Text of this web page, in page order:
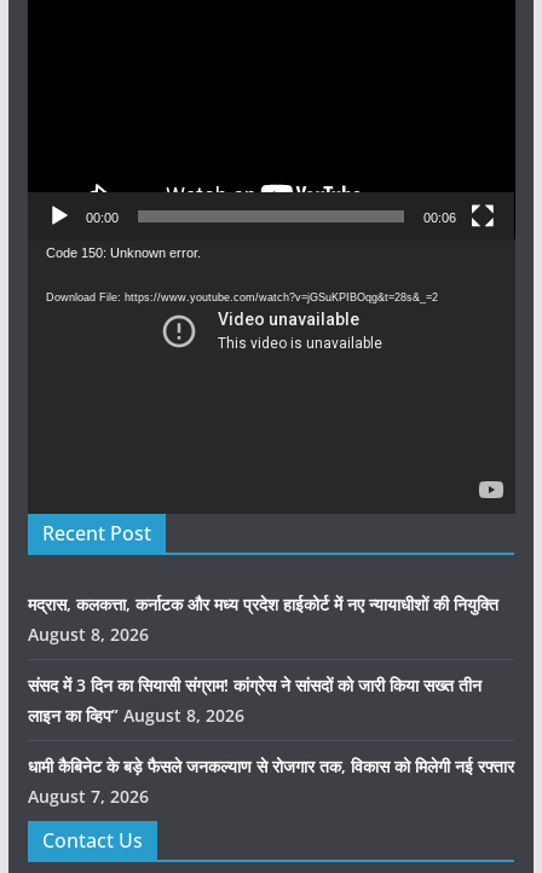
00:00 00:06
Video
Code 150: Unknown error.
Download File: https://www.youtube.com/watch?v=jGSuKPIBOqg&t=28s&_=2
Recent Post
मद्रास, कलकत्ता, कर्नाटक और मध्य प्रदेश हाईकोर्ट में नए न्यायाधीशों की नियुक्ति
August 8, 2026
संसद में 3 दिन का सियासी संग्राम! कांग्रेस ने सांसदों को जारी किया सख्त तीन
लाइन का व्हिप” August 8, 2026
धामी कैबिनेट के बड़े फैसले जनकल्याण से रोजगार तक, विकास को मिलेगी नई रफ्तार
August 7, 2026
Contact Us